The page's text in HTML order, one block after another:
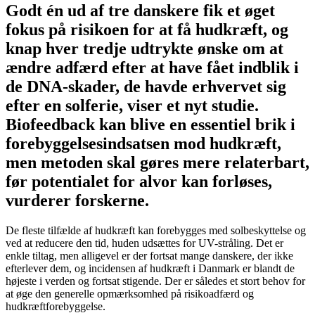
Godt én ud af tre danskere fik et øget
fokus på risikoen for at få hudkræft, og
knap hver tredje udtrykte ønske om at
ændre adfærd efter at have fået indblik i
de DNA-skader, de havde erhvervet sig
efter en solferie, viser et nyt studie.
Biofeedback kan blive en essentiel brik i
forebyggelsesindsatsen mod hudkræft,
men metoden skal gøres mere relaterbart,
før potentialet for alvor kan forløses,
vurderer forskerne.
De fleste tilfælde af hudkræft kan forebygges med solbeskyttelse og
ved at reducere den tid, huden udsættes for UV-stråling. Det er
enkle tiltag, men alligevel er der fortsat mange danskere, der ikke
efterlever dem, og incidensen af hudkræft i Danmark er blandt de
højeste i verden og fortsat stigende. Der er således et stort behov for
at øge den generelle opmærksomhed på risikoadfærd og
hudkræftforebyggelse.